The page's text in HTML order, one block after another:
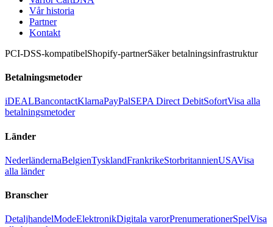
Vår historia
Partner
Kontakt
PCI-DSS-kompatibelShopify-partnerSäker betalningsinfrastruktur
Betalningsmetoder
iDEALBancontactKlarnaPayPalSEPA Direct DebitSofortVisa alla
betalningsmetoder
Länder
NederländernaBelgienTysklandFrankrikeStorbritannienUSAVisa
alla länder
Branscher
DetaljhandelModeElektronikDigitala varorPrenumerationerSpelVisa